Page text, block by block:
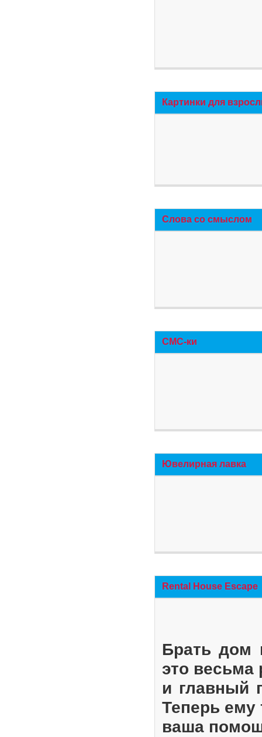
Картинки для
Слова со смыслом
СМС-ки
Ювелирная лавка
Rental House Escape
Брать дом
это весьма
и главный
Теперь ему
ваша